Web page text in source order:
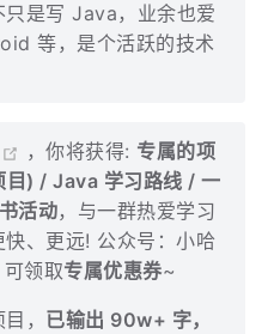
是写 Java，业余也爱
等，是个活跃的技术
，你将获得: 专属的项
目) / Java 学习路线 / 一
活动，与一群热爱学习
、更远! 公众号：小哈
领取专属优惠券~
， 已输出 90w+ 字，